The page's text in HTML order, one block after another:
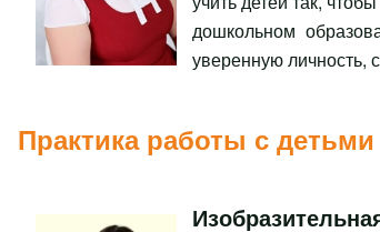
дошкольном
уверенную личность,
Практика работы с детьми